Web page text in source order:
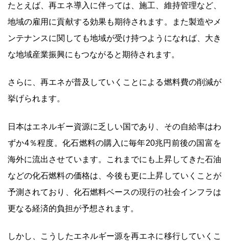
たとえば、再エネ導入に伴っては、施工、維持管理など、
地域の雇用に貢献する効果も期待されます。また製造やメ
ンテナンスに関しても地域が受け持つようになれば、大き
な地域産業振興にもつながると期待されます。
さらに、再エネが普及していくことによる燃料費の削減が
挙げられます。
日本はエネルギー資源に乏しい国であり、その自給率はわ
ずか4％程度。化石燃料の購入に毎年20兆円前後の国富を
海外に流出させています。これまでにも上昇してきた石油
などの化石燃料の価格は、今後も更に上昇していくことが
予測されており、化石燃料ベースの現行の社会インフラは
更なる経済的負担が予想されます。
しかし、こうしたエネルギー源を再エネに移行していくこ